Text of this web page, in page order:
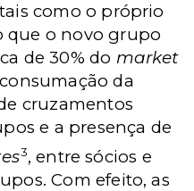
como o próprio
que o novo grupo
de 30% do market
da
cruzamentos
e a presença de
3, entre sócios e
Com efeito, as